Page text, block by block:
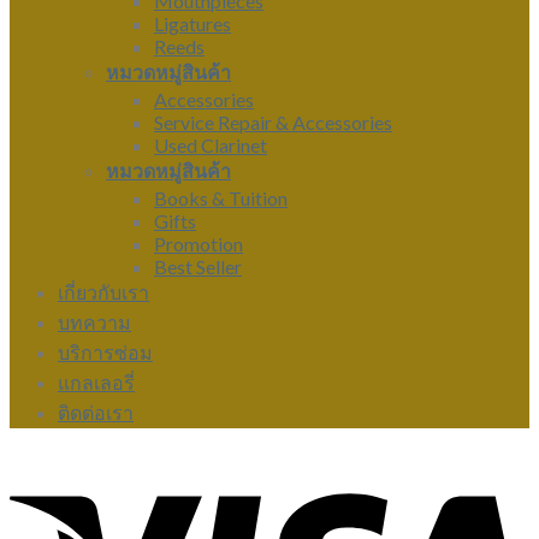
Ligatures
Reeds
หมวดหมู่สินค้า
Accessories
Service Repair & Accessories
Used Clarinet
หมวดหมู่สินค้า
Books & Tuition
Gifts
Promotion
Best Seller
เกี่ยวกับเรา
บทความ
บริการซ่อม
แกลเลอรี่
ติดต่อเรา